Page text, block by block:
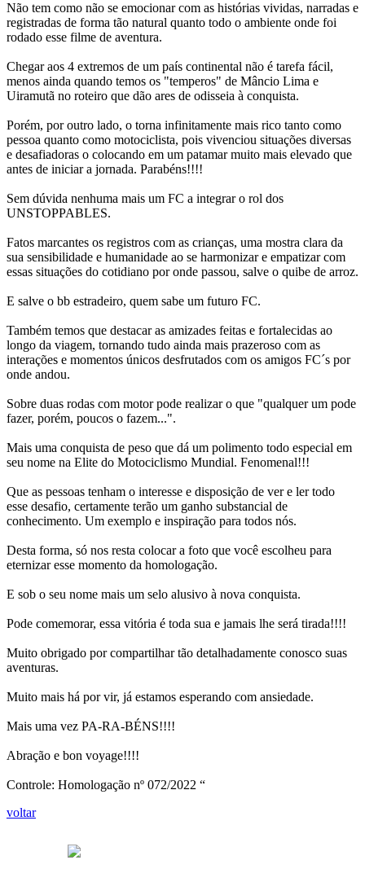
Não tem como não se emocionar com as histórias vividas, narradas e
registradas de forma tão natural quanto todo o ambiente onde foi
rodado esse filme de aventura.
Chegar aos 4 extremos de um país continental não é tarefa fácil,
menos ainda quando temos os "temperos" de Mâncio Lima e
Uiramutã no roteiro que dão ares de odisseia à conquista.
Porém, por outro lado, o torna infinitamente mais rico tanto como
pessoa quanto como motociclista, pois vivenciou situações diversas
e desafiadoras o colocando em um patamar muito mais elevado que
antes de iniciar a jornada. Parabéns!!!!
Sem dúvida nenhuma mais um FC a integrar o rol dos
UNSTOPPABLES.
Fatos marcantes os registros com as crianças, uma mostra clara da
sua sensibilidade e humanidade ao se harmonizar e empatizar com
essas situações do cotidiano por onde passou, salve o quibe de arroz.
E salve o bb estradeiro, quem sabe um futuro FC.
Também temos que destacar as amizades feitas e fortalecidas ao
longo da viagem, tornando tudo ainda mais prazeroso com as
interações e momentos únicos desfrutados com os amigos FC´s por
onde andou.
Sobre duas rodas com motor pode realizar o que "qualquer um pode
fazer, porém, poucos o fazem...".
Mais uma conquista de peso que dá um polimento todo especial em
seu nome na Elite do Motociclismo Mundial. Fenomenal!!!
Que as pessoas tenham o interesse e disposição de ver e ler todo
esse desafio, certamente terão um ganho substancial de
conhecimento. Um exemplo e inspiração para todos nós.
Desta forma, só nos resta colocar a foto que você escolheu para
eternizar esse momento da homologação.
E sob o seu nome mais um selo alusivo à nova conquista.
Pode comemorar, essa vitória é toda sua e jamais lhe será tirada!!!!
Muito obrigado por compartilhar tão detalhadamente conosco suas
aventuras.
Muito mais há por vir, já estamos esperando com ansiedade.
Mais uma vez PA-RA-BÉNS!!!!
Abração e bon voyage!!!!
Controle: Homologação nº 072/2022 “
voltar